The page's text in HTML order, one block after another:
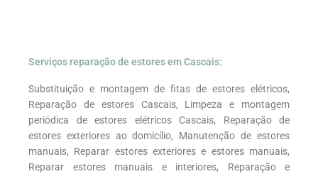
Serviços reparação de estores em Cascais:
Substituição e montagem de fitas de estores elétricos,
Reparação de estores Cascais, Limpeza e montagem
periódica de estores elétricos Cascais, Reparação de
estores exteriores ao domicílio, Manutenção de estores
manuais, Reparar estores exteriores e estores manuais,
Reparar estores manuais e interiores, Reparação e